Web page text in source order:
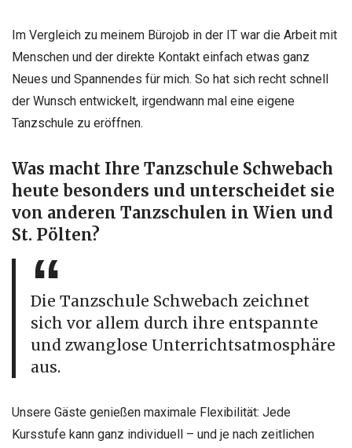
Im Vergleich zu meinem Bürojob in der IT war die Arbeit mit
Menschen und der direkte Kontakt einfach etwas ganz
Neues und Spannendes für mich. So hat sich recht schnell
der Wunsch entwickelt, irgendwann mal eine eigene
Tanzschule zu eröffnen.
Was macht Ihre Tanzschule Schwebach
heute besonders und unterscheidet sie
von anderen Tanzschulen in Wien und
St. Pölten?
Die Tanzschule Schwebach zeichnet
sich vor allem durch ihre entspannte
und zwanglose Unterrichtsatmosphäre
aus.
Unsere Gäste genießen maximale Flexibilität: Jede
Kursstufe kann ganz individuell – und je nach zeitlichen